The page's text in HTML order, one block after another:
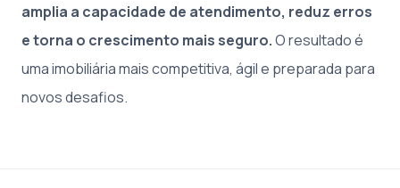
amplia a capacidade de atendimento, reduz erros
e torna o crescimento mais seguro.O resultado é
uma imobiliária mais competitiva, ágil e preparada para
novos desafios.